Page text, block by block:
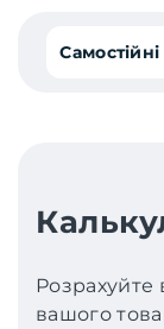
Розрахуйте
вашого